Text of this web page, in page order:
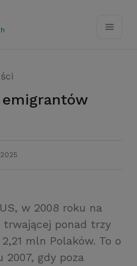
emigrantów
w 2008 roku na
trwającej ponad trzy
mln Polaków. To o
gdy poza